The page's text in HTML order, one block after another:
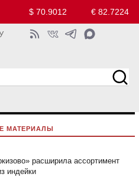
$ 70.9012 € 82.7224
МАТЕРИАЛЫ
расширила ассортимент
индейки